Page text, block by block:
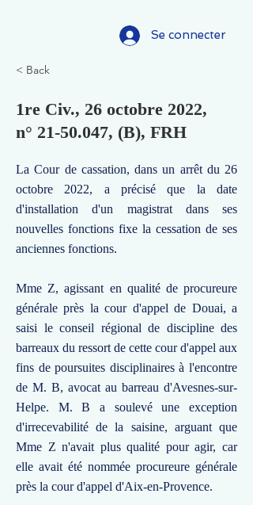
Se connecter
< Back
1re Civ., 26 octobre 2022,
n° 21-50.047, (B), FRH
La Cour de cassation, dans un arrêt du 26
octobre 2022, a précisé que la date
d'installation d'un magistrat dans ses
nouvelles fonctions fixe la cessation de ses
anciennes fonctions.
Mme Z, agissant en qualité de procureure
générale près la cour d'appel de Douai, a
saisi le conseil régional de discipline des
barreaux du ressort de cette cour d'appel aux
fins de poursuites disciplinaires à l'encontre
de M. B, avocat au barreau d'Avesnes-sur-
Helpe. M. B a soulevé une exception
d'irrecevabilité de la saisine, arguant que
Mme Z n'avait plus qualité pour agir, car
elle avait été nommée procureure générale
près la cour d'appel d'Aix-en-Provence.